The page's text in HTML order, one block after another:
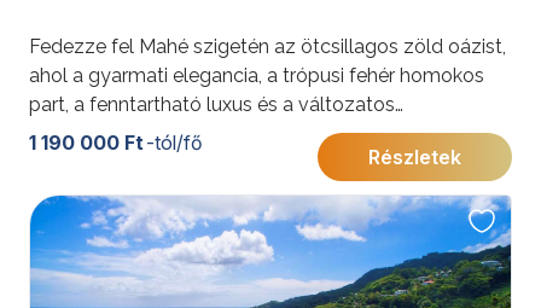
Fedezze fel Mahé szigetén az ötcsillagos zöld oázist,
ahol a gyarmati elegancia, a trópusi fehér homokos
part, a fenntartható luxus és a változatos
gasztronómia tökéletes harmóniában várja a
nyugalomra és felejthetetlen élményekre vágyó
utazókat!
1 190 000 Ft-tól/fő
Részletek